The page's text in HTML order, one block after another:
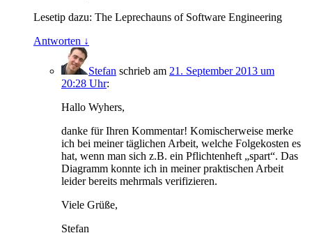
Lesetip dazu: The Leprechauns of Software Engineering
Antworten ↓
Stefan schrieb am 21. September 2013 um
20:28 Uhr:
Hallo Wyhers,
danke für Ihren Kommentar! Komischerweise merke
ich bei meiner täglichen Arbeit, welche Folgekosten es
hat, wenn man sich z.B. ein Pflichtenheft „spart“. Das
Diagramm konnte ich in meiner praktischen Arbeit
leider bereits mehrmals verifizieren.
Viele Grüße,
Stefan